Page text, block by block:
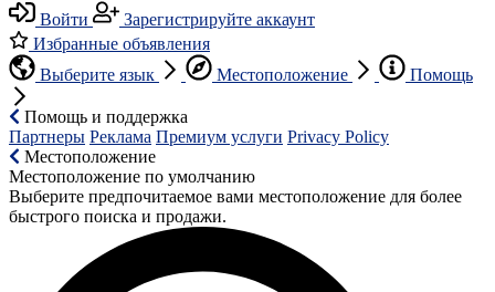
Войти
Зарегистрируйте аккаунт
Избранные объявления
Выберите язык
Местоположение Помощь
Помощь и поддержка
Партнеры Реклама Премиум услуги Privacy Policy
Местоположение
Местоположение по умолчанию
Выберите предпочитаемое вами местоположение для более
быстрого поиска и продажи.